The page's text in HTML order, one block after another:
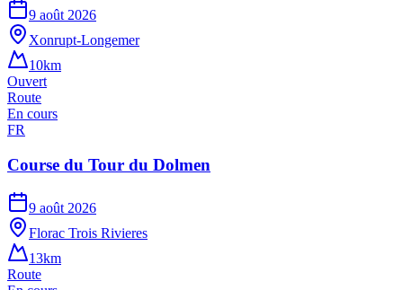
9 août 2026
Xonrupt-Longemer
10km
Ouvert
Route
En cours
FR
Course du Tour du Dolmen
9 août 2026
Florac Trois Rivieres
13km
Route